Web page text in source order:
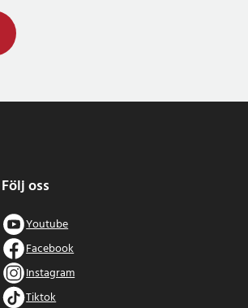
Följ oss
Youtube
Facebook
Instagram
Tiktok